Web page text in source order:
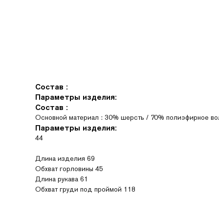
Состав :
Параметры изделия:
Состав :
Основной материал : 30% шерсть / 70% полиэфирное
Параметры изделия:
44
Длина изделия 69
Обхват горловины 45
Длина рукава 61
Обхват груди под проймой 118